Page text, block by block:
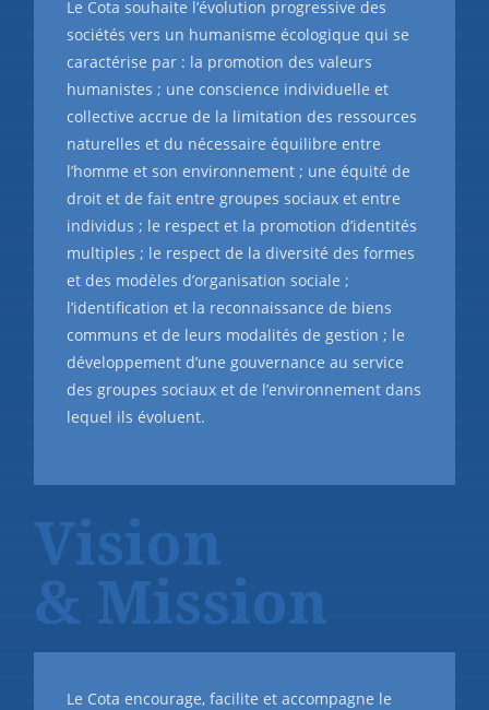
Le Cota souhaite l’évolution progressive des
sociétés vers un humanisme écologique qui se
caractérise par : la promotion des valeurs
humanistes ; une conscience individuelle et
collective accrue de la limitation des ressources
naturelles et du nécessaire équilibre entre
l’homme et son environnement ; une équité de
droit et de fait entre groupes sociaux et entre
individus ; le respect et la promotion d’identités
multiples ; le respect de la diversité des formes
et des modèles d’organisation sociale ;
l’identification et la reconnaissance de biens
communs et de leurs modalités de gestion ; le
développement d’une gouvernance au service
des groupes sociaux et de l’environnement dans
lequel ils évoluent.
Vision
& Mission
Le Cota encourage, facilite et accompagne le